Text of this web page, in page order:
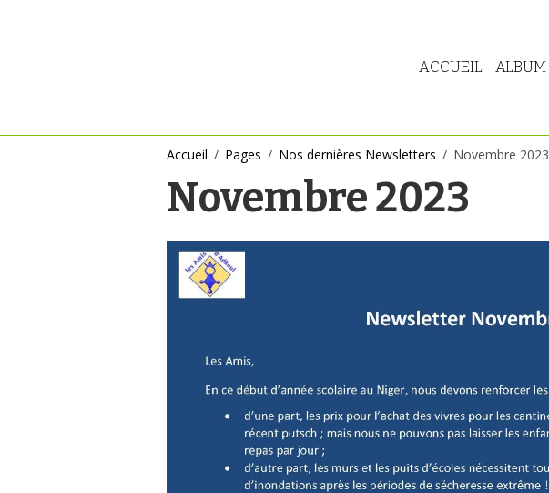
ACCUEIL ALBUM
Accueil Pages Nos dernières Newsletters Novembre 2023
Novembre 2023